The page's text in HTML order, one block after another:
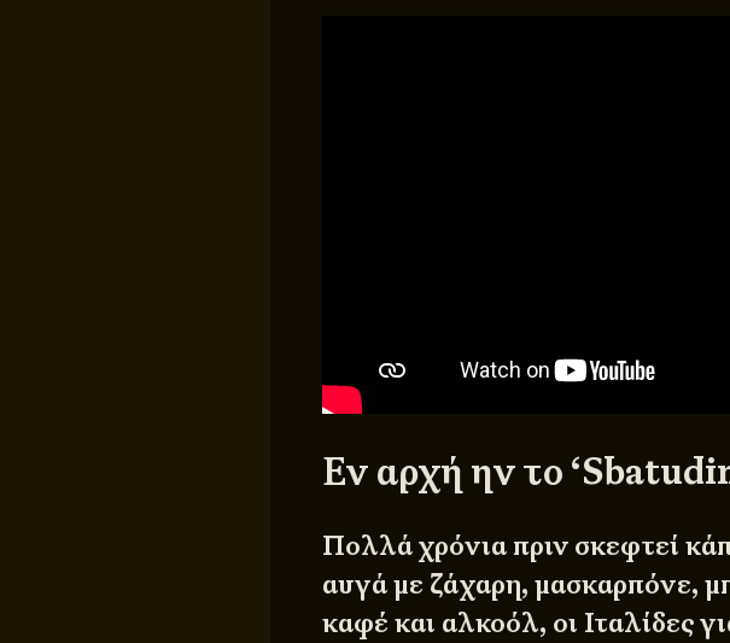
Εν αρχή ην το
Πολλά χρόνια πριν σκεφτεί
αυγά με ζάχαρη, μασκαρπόνε,
καφέ και αλκοόλ, οι Ιταλίδες